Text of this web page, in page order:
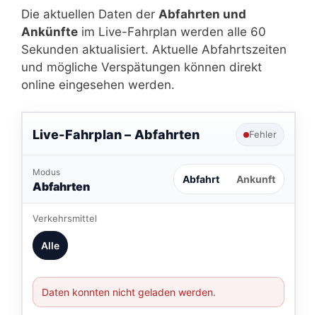
Die aktuellen Daten der Abfahrten und
Ankünfte im Live-Fahrplan werden alle 60
Sekunden aktualisiert. Aktuelle Abfahrtszeiten
und mögliche Verspätungen können direkt
online eingesehen werden.
Live-Fahrplan – Abfahrten Fehler
Modus
Abfahrten Abfahrt Ankunft
Verkehrsmittel
Alle
Daten konnten nicht geladen werden.